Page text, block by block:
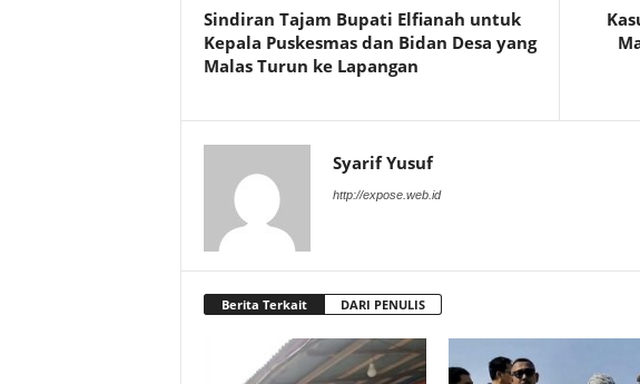
Sindiran Tajam Bupati Elfianah untuk
Kepala Puskesmas dan Bidan Desa yang
Malas Turun ke Lapangan
Syarif Yusuf
http://expose.web.id
Berita Terkait DARI PENULIS